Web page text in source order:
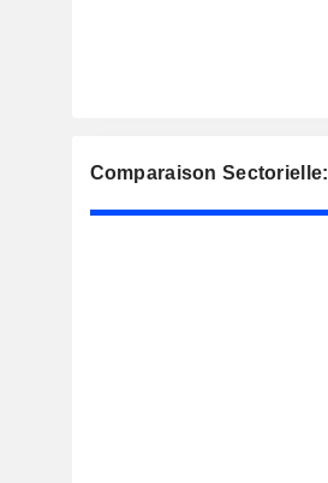
Comparaison Sectorielle: